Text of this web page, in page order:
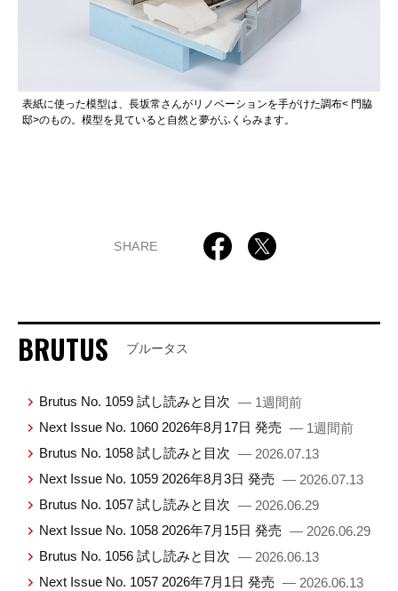
表紙に使った模型は、長坂常さんがリノベーションを手がけた調布< 門脇
邸>のもの。模型を見ていると自然と夢がふくらみます。
SHARE
BRUTUS ブルータス
Brutus No. 1059 試し読みと目次 — 1週間前
Next Issue No. 1060 2026年8月17日 発売 — 1週間前
Brutus No. 1058 試し読みと目次 — 2026.07.13
Next Issue No. 1059 2026年8月3日 発売 — 2026.07.13
Brutus No. 1057 試し読みと目次 — 2026.06.29
Next Issue No. 1058 2026年7月15日 発売 — 2026.06.29
Brutus No. 1056 試し読みと目次 — 2026.06.13
Next Issue No. 1057 2026年7月1日 発売 — 2026.06.13